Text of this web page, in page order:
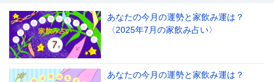
あなたの今月の運勢と家飲み運は？
〈2025年7月の家飲み占い〉
あなたの今月の運勢と家飲み運は？